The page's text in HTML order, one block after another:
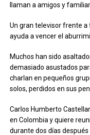
llaman a amigos y
Un gran televisor frente a
ayuda a vencer el
Muchos han sido
demasiado asustados
charlan en pequeños
solos, perdidos en sus
Carlos Humberto
en Colombia y quiere
durante dos días